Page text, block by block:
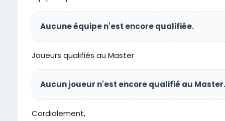
Aucune équipe n'est encore qualifiée.
Joueurs qualifiés au Master
Aucun joueur n'est encore qualifié au Master.
Cordialement,